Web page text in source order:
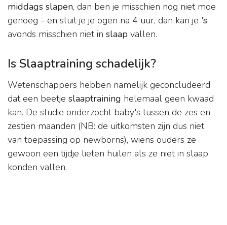
middags slapen, dan ben je misschien nog niet moe
genoeg - en sluit je je ogen na 4 uur, dan kan je 's
avonds misschien niet in slaap vallen.
Is Slaaptraining schadelijk?
Wetenschappers hebben namelijk geconcludeerd
dat een beetje slaaptraining helemaal geen kwaad
kan. De studie onderzocht baby's tussen de zes en
zestien maanden (NB: de uitkomsten zijn dus niet
van toepassing op newborns), wiens ouders ze
gewoon een tijdje lieten huilen als ze niet in slaap
konden vallen.